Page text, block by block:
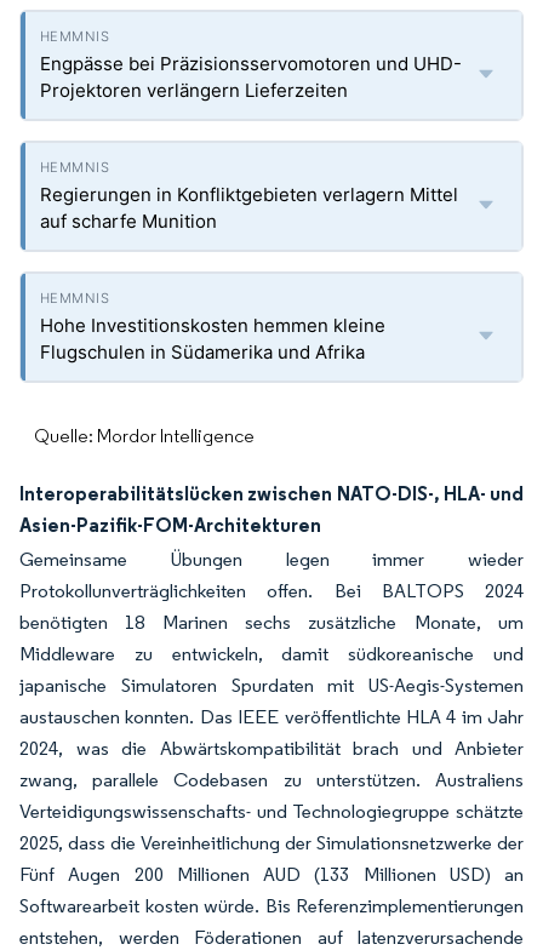
Engpässe bei Präzisionsservomotoren und UHD-
Projektoren verlängern Lieferzeiten
Regierungen in Konfliktgebieten verlagern Mittel
auf scharfe Munition
Hohe Investitionskosten hemmen kleine
Flugschulen in Südamerika und Afrika
Quelle: Mordor Intelligence
Interoperabilitätslücken zwischen NATO-DIS-, HLA- und
Asien-Pazifik-FOM-Architekturen
Gemeinsame Übungen legen immer wieder
Protokollunverträglichkeiten offen. Bei BALTOPS 2024
benötigten 18 Marinen sechs zusätzliche Monate, um
Middleware zu entwickeln, damit südkoreanische und
japanische Simulatoren Spurdaten mit US-Aegis-Systemen
austauschen konnten. Das IEEE veröffentlichte HLA 4 im Jahr
2024, was die Abwärtskompatibilität brach und Anbieter
zwang, parallele Codebasen zu unterstützen. Australiens
Verteidigungswissenschafts- und Technologiegruppe schätzte
2025, dass die Vereinheitlichung der Simulationsnetzwerke der
Fünf Augen 200 Millionen AUD (133 Millionen USD) an
Softwarearbeit kosten würde. Bis Referenzimplementierungen
entstehen, werden Föderationen auf latenzverursachende